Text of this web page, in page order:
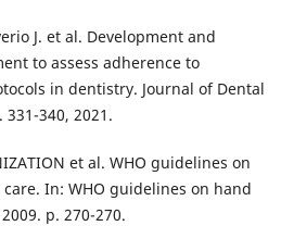
J. et al. Development and
to assess adherence to
in dentistry. Journal of Dental
340, 2021.
et al. WHO guidelines on
In: WHO guidelines on hand
p. 270-270.